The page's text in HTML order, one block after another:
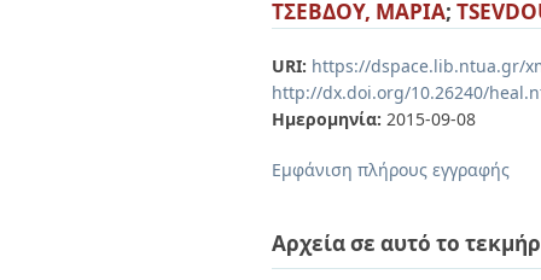
ΤΣΕΒΔΟΥ, ΜΑΡΙΑ;
URI: https://dspace.lib.ntua.gr/
http://dx.doi.org/10.26240/
Ημερομηνία: 2015-09-08
Εμφάνιση πλήρους εγγραφής
Αρχεία σε αυτό το